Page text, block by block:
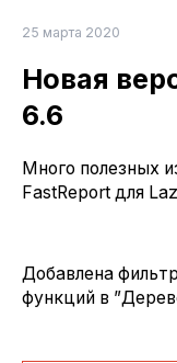
25 марта 2020
Новая
6.6
Много полезных
FastReport для
Добавлена
функций в